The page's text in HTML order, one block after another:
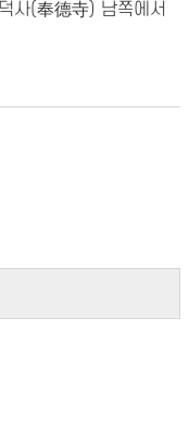
사(奉德寺) 남쪽에서